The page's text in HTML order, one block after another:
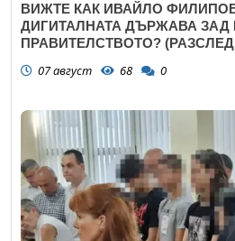
ВИЖТЕ КАК ИВАЙЛО
ДИГИТАЛНАТА ДЪРЖАВА ЗАД
ПРАВИТЕЛСТВОТО?
07 август 68 0